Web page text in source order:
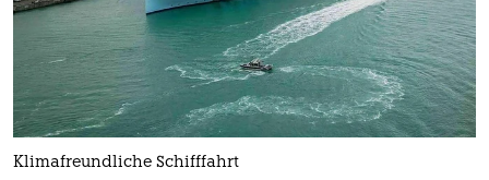
Klimafreundliche Schifffahrt